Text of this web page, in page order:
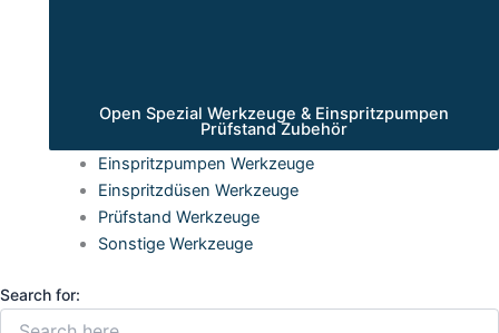
Open Spezial Werkzeuge & Einspritzpumpen
Prüfstand Zubehör
Einspritzpumpen Werkzeuge
Einspritzdüsen Werkzeuge
Prüfstand Werkzeuge
Sonstige Werkzeuge
Search for: